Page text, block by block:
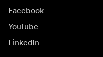
Facebook
YouTube
LinkedIn